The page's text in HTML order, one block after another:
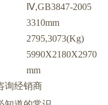
Ⅳ,GB3847-2005
3310mm
2795,3073(Kg)
5990X2180X2970
mm
询经销商